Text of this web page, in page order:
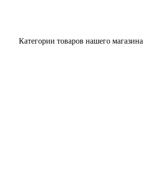
Категории товаров нашего магазина